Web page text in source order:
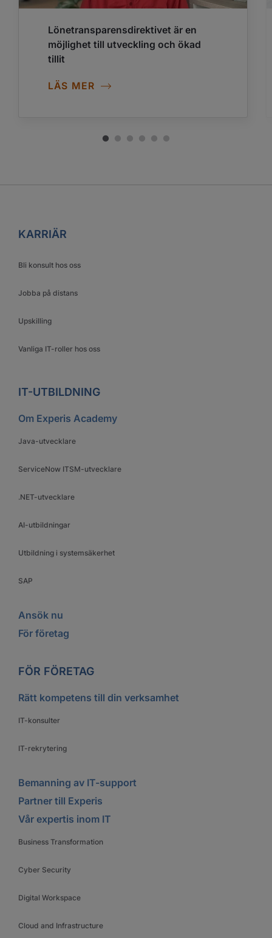
Lönetransparensdirektivet är en
möjlighet till utveckling och ökad
tillit
LÄS MER
KARRIÄR
Bli konsult hos oss
Jobba på distans
Upskilling
Vanliga IT-roller hos oss
IT-UTBILDNING
Om Experis Academy
Java-utvecklare
ServiceNow ITSM-utvecklare
.NET-utvecklare
AI-utbildningar
Utbildning i systemsäkerhet
SAP
Ansök nu
För företag
FÖR FÖRETAG
Rätt kompetens till din verksamhet
IT-konsulter
IT-rekrytering
Bemanning av IT-support
Partner till Experis
Vår expertis inom IT
Business Transformation
Cyber Security
Digital Workspace
Cloud and Infrastructure